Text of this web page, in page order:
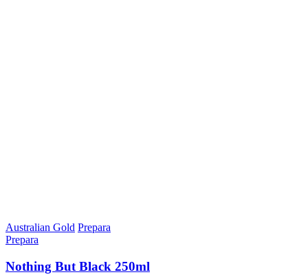
Australian Gold Prepara
Prepara
Nothing But Black 250ml